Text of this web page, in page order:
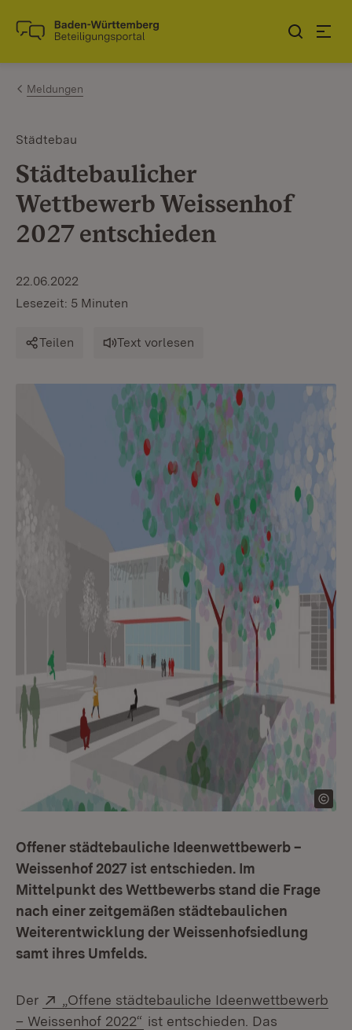
Zum Inhalt springen
Link zur Startseite
Meldungen
Städtebau
Städtebaulicher
Wettbewerb Weissenhof
2027 entschieden
22.06.2022
Lesezeit: 5 Minuten
Teilen Text vorlesen
Offener städtebauliche Ideenwettbewerb –
Weissenhof 2027 ist entschieden. Im
Mittelpunkt des Wettbewerbs stand die Frage
nach einer zeitgemäßen städtebaulichen
Weiterentwicklung der Weissenhofsiedlung
samt ihres Umfelds.
Der Extern:
„Offene städtebauliche Ideenwettbewerb
– Weissenhof 2022“ (Öffnet in neuem Fenster)
ist entschieden. Das